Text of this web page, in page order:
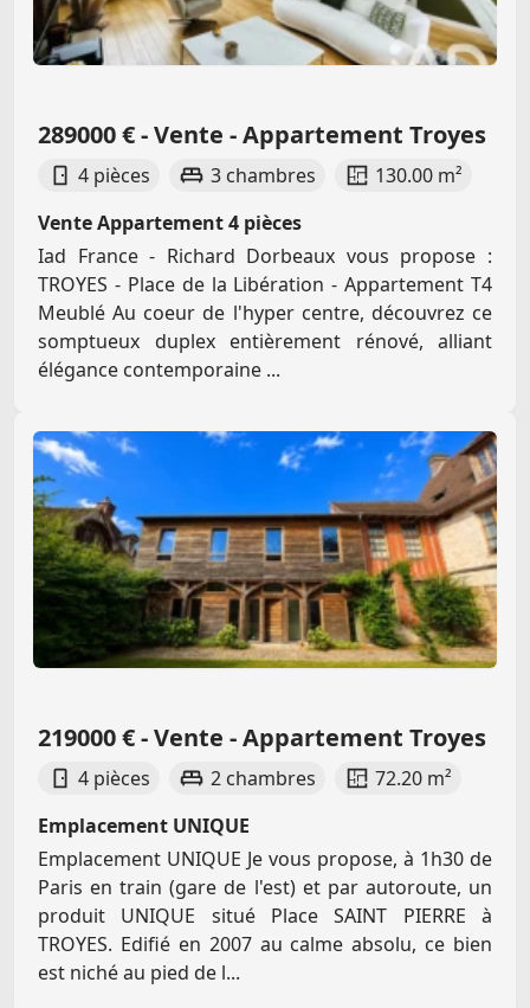
289000 € - Vente - Appartement Troyes
4 pièces 3 chambres
130.00 m²
Vente Appartement 4 pièces
Iad France - Richard Dorbeaux vous propose :
TROYES - Place de la Libération - Appartement T4
Meublé Au coeur de l'hyper centre, découvrez ce
somptueux duplex entièrement rénové, alliant
élégance contemporaine ...
219000 € - Vente - Appartement Troyes
4 pièces 2 chambres
72.20 m²
Emplacement UNIQUE
Emplacement UNIQUE Je vous propose, à 1h30 de
Paris en train (gare de l'est) et par autoroute, un
produit UNIQUE situé Place SAINT PIERRE à
TROYES. Edifié en 2007 au calme absolu, ce bien
est niché au pied de l...